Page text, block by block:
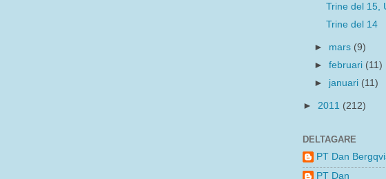
Trine del 15,
Trine del 14
► mars (9)
►februari (11)
► januari (11)
► 2011 (212)
DELTAGARE
PT Dan
PT Dan